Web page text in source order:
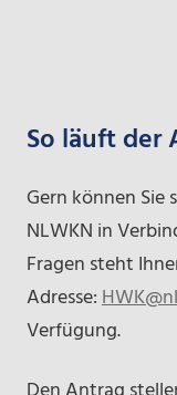
So läuft der
Gern können
NLWKN in
Fragen steht
Adresse:
Verfügung.